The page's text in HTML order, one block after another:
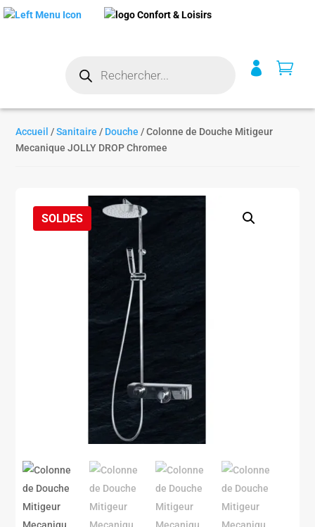
produits
 
Accueil /Sanitaire / Douche / Colonne de Douche Mitigeur
Mecanique JOLLY DROP Chromee
SOLDES